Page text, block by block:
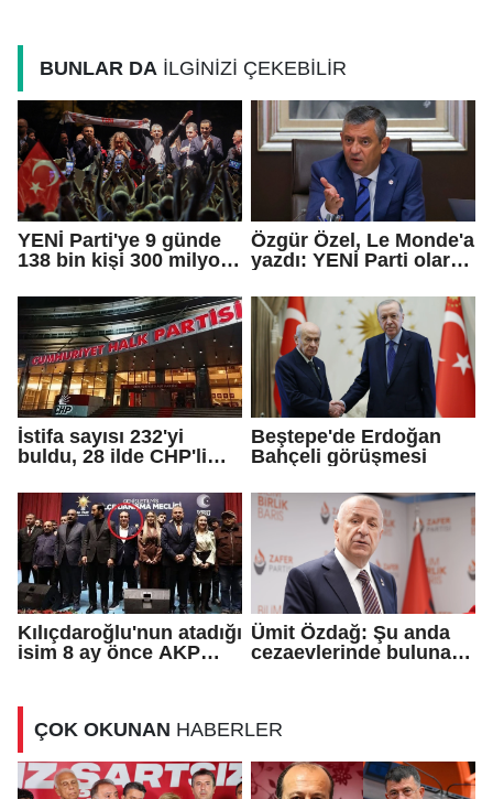
BUNLAR DA İLGİNİZİ ÇEKEBİLİR
YENİ Parti'ye 9 günde
138 bin kişi 300 milyon
Özgür Özel, Le Monde'a
yazdı: YENİ Parti olarak
öneriyoruz
İstifa sayısı 232'yi
buldu, 28 ilde CHP'li
Beştepe'de Erdoğan
Bahçeli görüşmesi
Kılıçdaroğlu'nun atadığı
isim 8 ay önce AKP
Ümit Özdağ: Şu anda
cezaevlerinde bulunan
ÇOK OKUNAN HABERLER